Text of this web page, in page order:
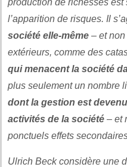
l’apparition de risques. Il
société elle-même – et
extérieurs, comme des
qui menacent la société
plus seulement un nombre
dont la gestion est
activités de la société – et
ponctuels effets
Ulrich Beck considère une